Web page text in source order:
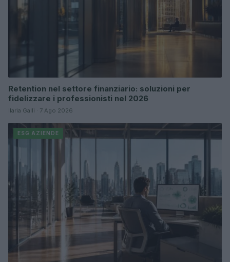
Retention nel settore finanziario: soluzioni per
fidelizzare i professionisti nel 2026
Ilaria Galli · 7 Ago 2026
ESG AZIENDE